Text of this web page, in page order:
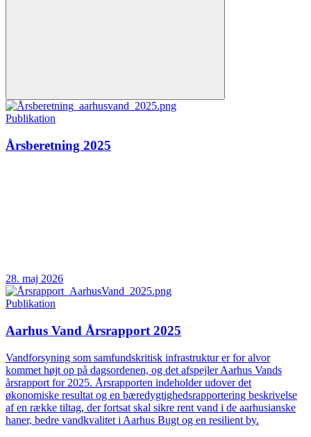
Publikation
Årsberetning 2025
28. maj 2026
Publikation
Aarhus Vand Årsrapport 2025
Vandforsyning som samfundskritisk infrastruktur er for alvor
kommet højt op på dagsordenen, og det afspejler Aarhus Vands
årsrapport for 2025. Årsrapporten indeholder udover det
økonomiske resultat og en bæredygtighedsrapportering beskrivelse
af en række tiltag, der fortsat skal sikre rent vand i de aarhusianske
haner, bedre vandkvalitet i Aarhus Bugt og en resilient by.